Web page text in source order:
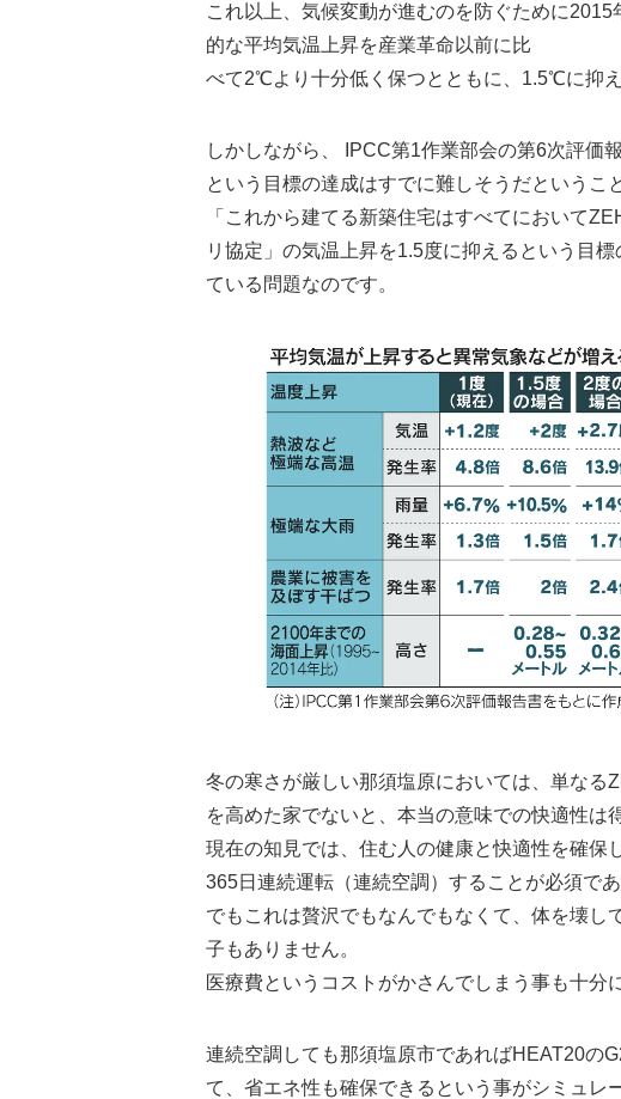
これ以上、気候変動が進むのを防ぐために
的な平均気温上昇を産業革命以前に比
べて2℃より十分低く保つとともに、1.5℃に抑
しかしながら、 IPCC第1作業部会の第6次評価
という目標の達成はすでに難しそうだというこ
「これから建てる新築住宅はすべてにおいて
リ協定」の気温上昇を1.5度に抑えるという目
ている問題なのです。
冬の寒さが厳しい那須塩原においては、単な
を高めた家でないと、本当の意味での快適性は
現在の知見では、住む人の健康と快適性を確保
365日連続運転（連続空調）することが必須であ
でもこれは贅沢でもなんでもなくて、体を壊
子もありません。
医療費というコストがかさんでしまう事も十分
連続空調しても那須塩原市であればHEAT20の
て、省エネ性も確保できるという事がシミュレ